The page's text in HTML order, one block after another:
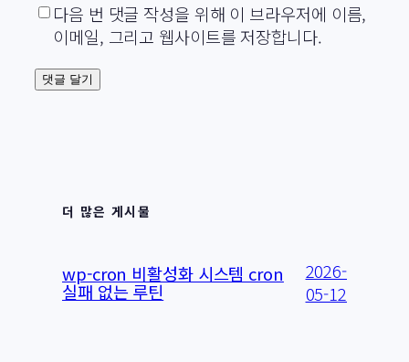
다음 번 댓글 작성을 위해 이 브라우저에 이름,
이메일, 그리고 웹사이트를 저장합니다.
더 많은 게시물
wp-cron 비활성화 시스템 cron
실패 없는 루틴
2026-
05-12